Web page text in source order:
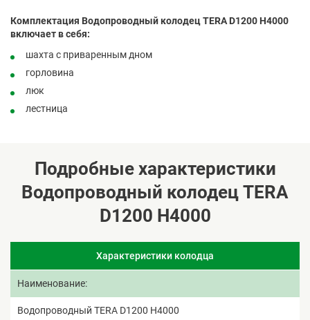
Комплектация Водопроводный колодец TERA D1200 H4000
включает в себя:
шахта с приваренным дном
горловина
люк
лестница
Подробные характеристики
Водопроводный колодец TERA
D1200 H4000
Характеристики колодца
Наименование
Водопроводный TERA D1200 H4000